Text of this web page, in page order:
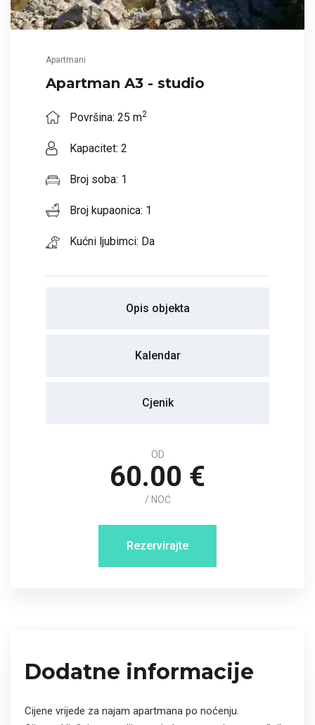
Apartmani
Apartman A3 - studio
Površina: 25 m2
Kapacitet: 2
Broj soba: 1
Broj kupaonica: 1
Kućni ljubimci: Da
Opis objekta
Kalendar
Cjenik
OD
60.00 €
/ NOĆ
Rezervirajte
Dodatne informacije
Cijene vrijede za najam apartmana po noćenju.